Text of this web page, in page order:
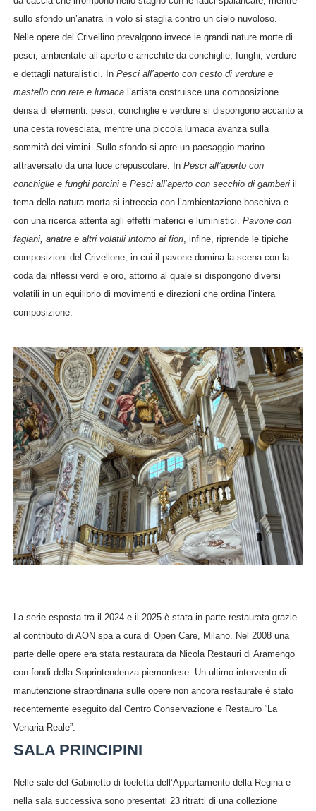
sullo sfondo un’anatra in volo si staglia contro un cielo nuvoloso.
Nelle opere del Crivellino prevalgono invece le grandi nature morte di
pesci, ambientate all’aperto e arricchite da conchiglie, funghi, verdure
e dettagli naturalistici. In Pesci all’aperto con cesto di verdure e
mastello con rete e lumacal’artista costruisce una composizione
densa di elementi: pesci, conchiglie e verdure si dispongono accanto a
una cesta rovesciata, mentre una piccola lumaca avanza sulla
sommità dei vimini. Sullo sfondo si apre un paesaggio marino
attraversato da una luce crepuscolare. In Pesci all’aperto con
conchiglie e funghi porcinie Pesci all’aperto con secchio di gamberiil
tema della natura morta si intreccia con l’ambientazione boschiva e
con una ricerca attenta agli effetti materici e luministici. Pavone con
fagiani, anatre e altri volatili intorno ai fiori, infine, riprende le tipiche
composizioni del Crivellone, in cui il pavone domina la scena con la
coda dai riflessi verdi e oro, attorno al quale si dispongono diversi
volatili in un equilibrio di movimenti e direzioni che ordina l’intera
composizione.
La serie esposta tra il 2024 e il 2025 è stata in parte restaurata grazie
al contributo di AON spa a cura di Open Care, Milano. Nel 2008 una
parte delle opere era stata restaurata da Nicola Restauri di Aramengo
con fondi della Soprintendenza piemontese. Un ultimo intervento di
manutenzione straordinaria sulle opere non ancora restaurate è stato
recentemente eseguito dal Centro Conservazione e Restauro “La
Venaria Reale”.
SALA PRINCIPINI
Nelle sale del Gabinetto di toeletta dell’Appartamento della Regina e
nella sala successiva sono presentati 23 ritratti di una collezione